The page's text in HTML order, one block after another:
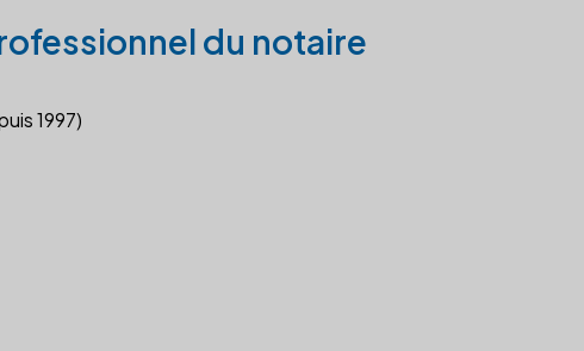
du notaire
1997)